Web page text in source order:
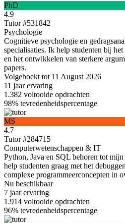
PhD
4.9
Tutor #531842
Psychologie
Cognitieve psychologie en
specialisaties. Ik help studenten bij
en het ontwikkelen van sterkere
papers.
Volgeboekt tot 11 August 2026
11 jaarervaring
1.382 voltooide opdrachten
98% tevredenheidspercentage
MS
4.7
Tutor #284715
Computerwetenschappen & IT
Python, Java en SQL behoren tot
help studenten graag met het
complexe programmeerconcepten in
Nu beschikbaar
7 jaarervaring
1.914 voltooide opdrachten
96% tevredenheidspercentage